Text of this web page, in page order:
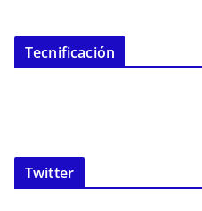
Tecnificación
Twitter